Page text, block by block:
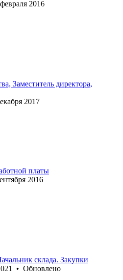
2016
Заместитель директора,
2017
платы
2016
склада. Закупки
• Обновлено